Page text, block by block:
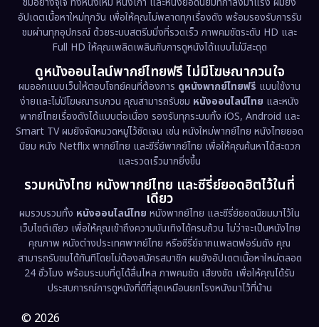
Drama ดราม่า (1,486)
Dystopian (17)
Emotional (61)
Epic มหากาพย์ (221)
Erotic (36)
Family ครอบครัว (369)
Fantasy จินตนาการ (331)
Fiction (9)
Film (57)
Gothic
อัปเดตเนื้อหาใหม่ทุกวัน เพื่อให้คุณไม่พลาดทุกเรื่องดัง พร้อมรองรับการรับ
ชมผ่านทุกอุปกรณ์ ด้วยระบบสตรีมมิ่งที่รวดเร็ว ภาพคมชัดระดับ HD และ
Full HD ให้คุณเพลิดเพลินกับการดูหนังได้แบบไม่มีสะดุด
ดูหนังออนไลน์พากย์ไทยฟรี ไม่มีโฆษณากวนใจ
ผมออกแบบเว็บให้ตอบโจทย์คนที่ต้องการ ดูหนังพากย์ไทยฟรี แบบใช้งาน
ง่ายและไม่มีโฆษณารบกวน คุณสามารถรับชม หนังออนไลน์ไทย และหนัง
พากย์ไทยเรื่องดังได้แบบต่อเนื่อง รองรับทุกระบบทั้ง iOS, Android และ
Smart TV ผมยังจัดหมวดหมู่ไว้ชัดเจน เช่น หนังใหม่พากย์ไทย หนังไทยยอด
นิยม หนัง Netflix พากย์ไทย และซีรี่ย์พากย์ไทย เพื่อให้คุณค้นหาได้สะดวก
และรวดเร็วมากยิ่งขึ้น
รวมหนังไทย หนังพากย์ไทย และซีรี่ย์ยอดฮิตไว้ในที่
เดียว
ผมรวบรวมทั้ง หนังออนไลน์ไทย หนังพากย์ไทย และซีรี่ย์ยอดนิยมมาไว้ใน
เว็บไซต์เดียว เพื่อให้คุณเข้าถึงความบันเทิงได้ครบถ้วน ไม่ว่าจะเป็นหนังไทย
คุณภาพ หนังต่างประเทศพากย์ไทย หรือซีรี่ย์จากแพลตฟอร์มดัง คุณ
สามารถรับชมได้ทันทีโดยไม่ต้องสมัครสมาชิก ผมยังอัปเดตเนื้อหาใหม่ตลอด
24 ชั่วโมง พร้อมระบบที่ดูได้ลื่นไหล ภาพคมชัด เสียงชัด เพื่อให้คุณได้รับ
ประสบการณ์การดูหนังที่ดีที่สุดเหมือนยกโรงหนังมาไว้ที่บ้าน
© 2026